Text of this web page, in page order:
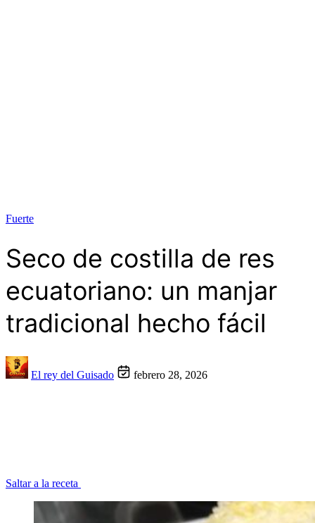
Fuerte
Seco de costilla de res
ecuatoriano: un manjar
tradicional hecho fácil
El rey del Guisado febrero 28, 2026
Saltar a la receta